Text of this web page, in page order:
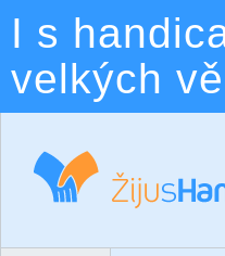
I s
velkých